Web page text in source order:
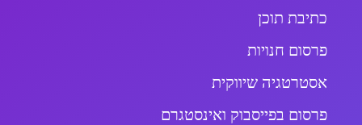
כתיבת תוכן
פרסום חנויות
אסטרטגיה שיווקית
פרסום בפייסבוק ואינסטגרם